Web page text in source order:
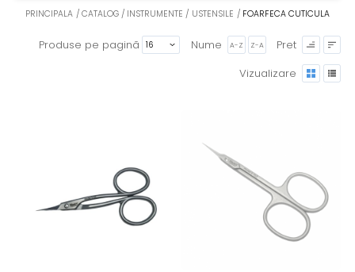
PRINCIPALA CATALOG INSTRUMENTE / USTENSILE FOARFECA CUTICULA
Produse pe pagină Nume A-Z Z-A
Pret
Vizualizare